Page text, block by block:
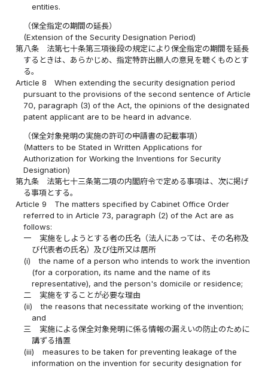
entities.
（保全指定の期間の延長）
(Extension of the Security Designation Period)
第八条
法第七十条第三項後段の規定により保全指定の期間を延長
するときは、あらかじめ、指定特許出願人の意見を聴くものとす
る。
Article 8
When extending the security designation period
pursuant to the provisions of the second sentence of Article
70, paragraph (3) of the Act, the opinions of the designated
patent applicant are to be heard in advance.
（保全対象発明の実施の許可の申請書の記載事項）
(Matters to be Stated in Written Applications for
Authorization for Working the Inventions for Security
Designation)
第九条
法第七十三条第二項の内閣府令で定める事項は、次に掲げ
る事項とする。
Article 9
The matters specified by Cabinet Office Order
referred to in Article 73, paragraph (2) of the Act are as
follows:
一
実施をしようとする者の氏名（法人にあっては、その名称及
び代表者の氏名）及び住所又は居所
(i)
the name of a person who intends to work the invention
(for a corporation, its name and the name of its
representative), and the person's domicile or residence;
二
実施をすることが必要な理由
(ii)
the reasons that necessitate working of the invention;
and
三
実施による保全対象発明に係る情報の漏えいの防止のために
講ずる措置
(iii)
measures to be taken for preventing leakage of the
information on the invention for security designation for